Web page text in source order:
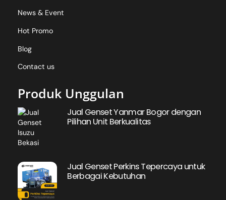
News & Event
Hot Promo
Blog
Contact us
Produk Unggulan
Jual Genset Yanmar Bogor dengan
Pilihan Unit Berkualitas
Jual Genset Perkins Tepercaya untuk
Berbagai Kebutuhan